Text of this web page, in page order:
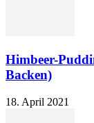
Himbeer-
Backen)
18. April 2021